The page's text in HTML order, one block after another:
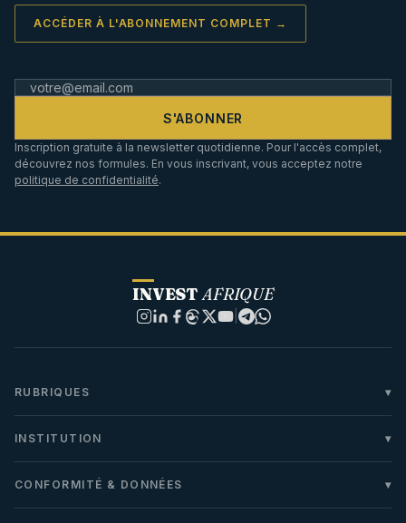
ACCÉDER À L'ABONNEMENT COMPLET →
S'ABONNER
Inscription gratuite à la newsletter quotidienne. Pour l'accès complet,
découvrez nos formules. En vous inscrivant, vous acceptez notre
politique de confidentialité.
INVEST AFRIQUE
|
RUBRIQUES
INSTITUTION
CONFORMITÉ & DONNÉES